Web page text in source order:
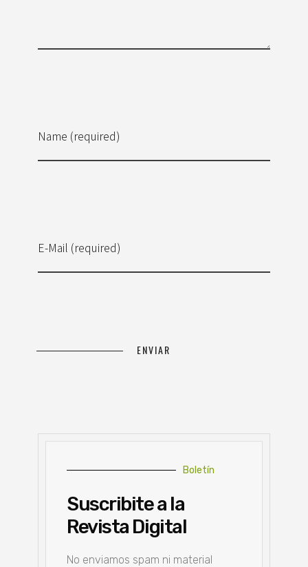
Name (required)
E-Mail (required)
Boletín
Suscribite a la
Revista Digital
No enviamos spam ni material